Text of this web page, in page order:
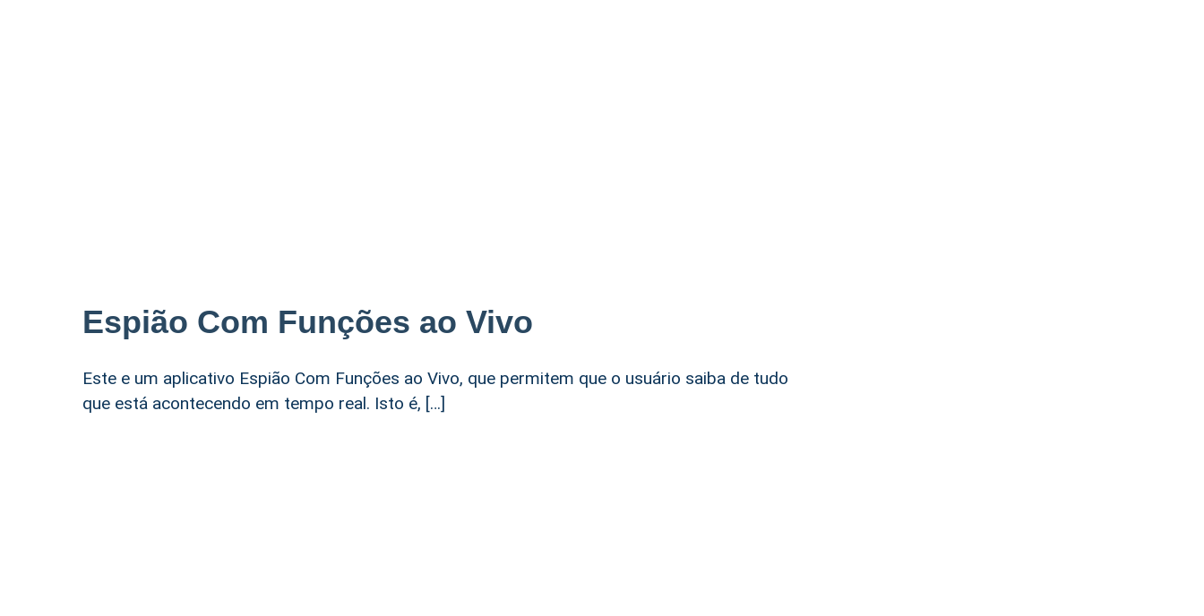
Espião Com Funções ao Vivo
Este e um aplicativo Espião Com Funções ao Vivo, que permitem que o usuário saiba de tudo
que está acontecendo em tempo real. Isto é, […]